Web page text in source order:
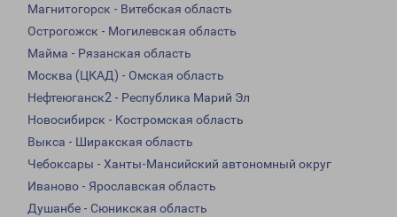
Магнитогорск - Витебская область
Острогожск - Могилевская область
Майма - Рязанская область
Москва (ЦКАД) - Омская область
Нефтеюганск2 - Республика Марий Эл
Новосибирск - Костромская область
Выкса - Ширакская область
Чебоксары - Ханты-Мансийский автономный округ
Иваново - Ярославская область
Душанбе - Сюникская область